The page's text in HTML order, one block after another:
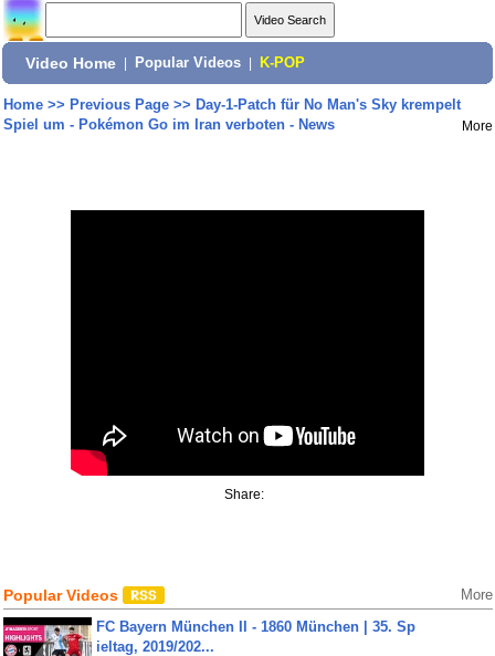
Video Home Popular Videos K-POP
Home>> Previous Page>> Day-1-Patch für No Man's Sky krempelt
Spiel um - Pokémon Go im Iran verboten - News
More
Share:
Popular Videos More
FC Bayern München II - 1860 München | 35. Sp
ieltag, 2019/202...